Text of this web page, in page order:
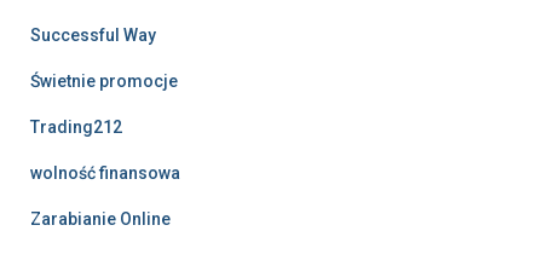
Successful Way
Świetnie promocje
Trading212
wolność finansowa
Zarabianie Online